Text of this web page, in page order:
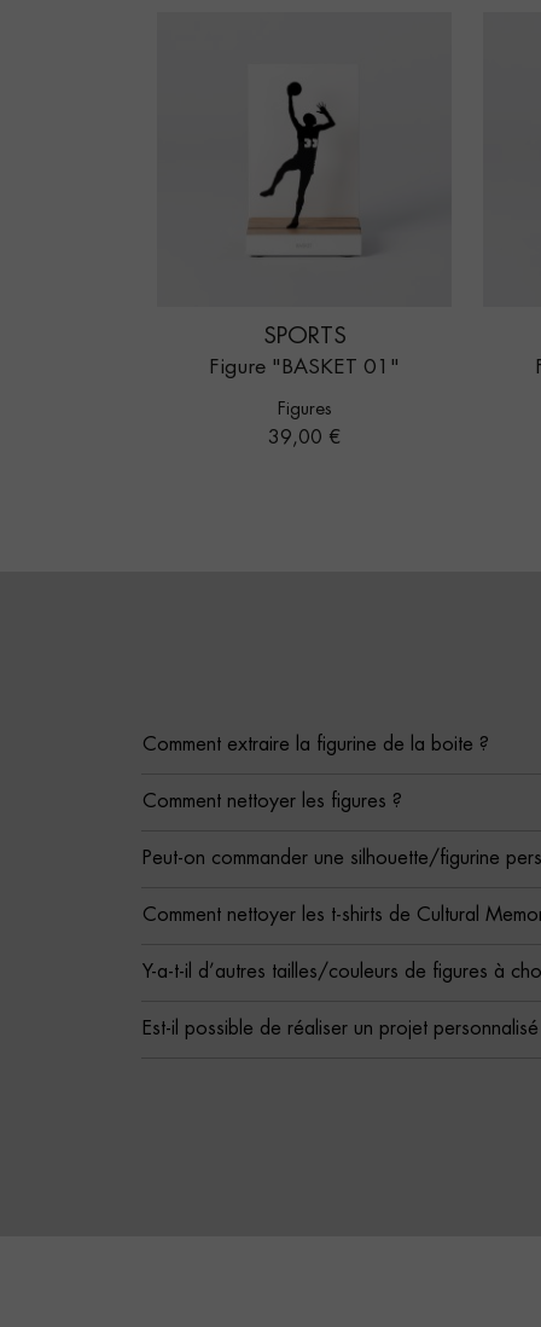
SPORTS
Figure "BASKET 01"
Figures
Prix
39,00 €
Comment extraire la figurine de la boite ?
Comment nettoyer les figures ?
Peut-on commander une silhouette/figurine
Comment nettoyer les t-shirts de Cultural
Y-a-t-il d’autres tailles/couleurs de figures à
Est-il possible de réaliser un projet